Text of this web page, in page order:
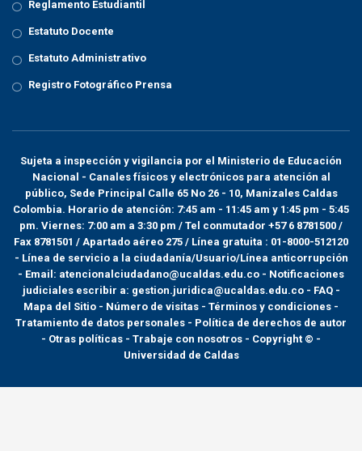
Reglamento Estudiantil
Estatuto Docente
Estatuto Administrativo
Registro Fotográfico Prensa
Sujeta a inspección y vigilancia por el Ministerio de Educación
Nacional - Canales físicos y electrónicos para atención al
público, Sede Principal Calle 65 No 26 - 10, Manizales Caldas
Colombia. Horario de atención: 7:45 am - 11:45 am y 1:45 pm - 5:45
pm. Viernes: 7:00 am a 3:30 pm / Tel conmutador +57 6 8781500 /
Fax 8781501 / Apartado aéreo 275 / Línea gratuita : 01-8000-512120
- Línea de servicio a la ciudadanía/Usuario/Línea anticorrupción
- Email: atencionalciudadano@ucaldas.edu.co - Notificaciones
judiciales escribir a: gestion.juridica@ucaldas.edu.co - FAQ -
Mapa del Sitio - Número de visitas - Términos y condiciones -
Tratamiento de datos personales - Política de derechos de autor
- Otras políticas - Trabaje con nosotros - Copyright © -
Universidad de Caldas